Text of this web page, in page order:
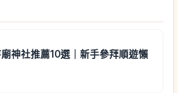
神社推薦10選｜新手參拜順遊懶